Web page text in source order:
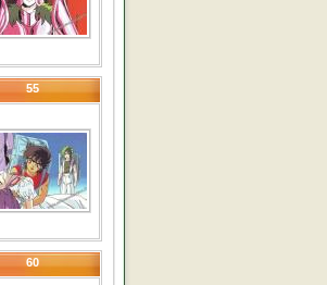
55
60